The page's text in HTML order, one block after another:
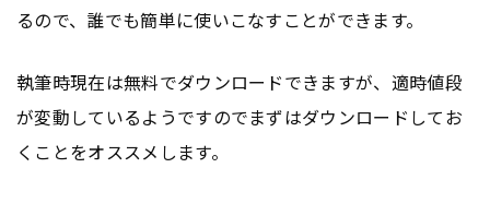
るので、誰でも簡単に使いこなすことができます。
執筆時現在は無料でダウンロードできますが、適時値段
が変動しているようですのでまずはダウンロードしてお
くことをオススメします。